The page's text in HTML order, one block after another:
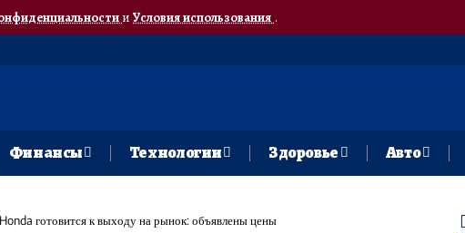
и Условия использования.
Финансы Технологии Здоровье Авто
готовится к выходу на рынок: объявлены цены